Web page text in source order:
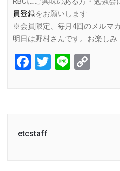
員登録をお願いします
※会員限定、毎月4回のメルマガ
明日は野村さんです。お楽しみ
Facebook
Twitter
Line
etcstaff